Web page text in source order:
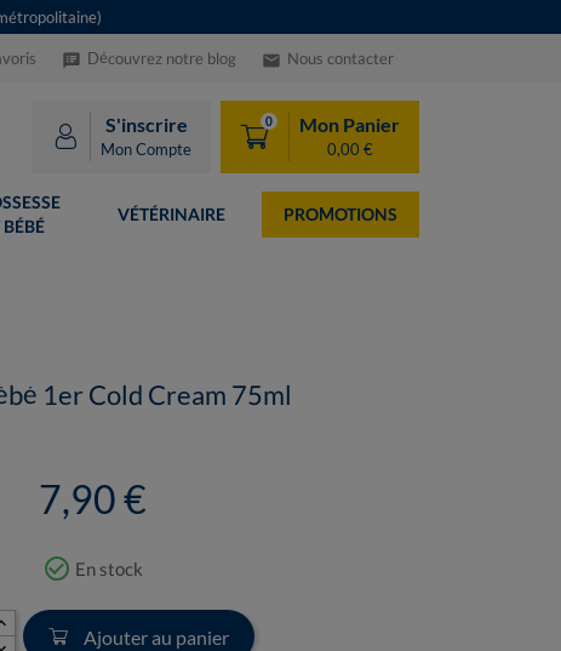
speaker_notes Découvrez notre blog email Nous contacter
S'inscrire
Mon Compte
0 Mon Panier
0,00 €
BÉBÉ
VÉTÉRINAIRE PROMOTIONS
1er Cold Cream 75ml
7,90 €
check_circle_outline En stock
Ajouter au panier